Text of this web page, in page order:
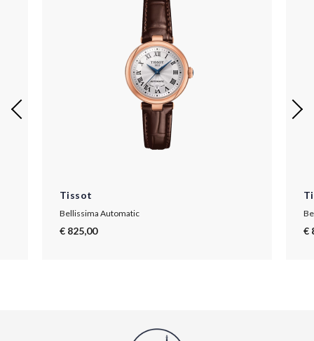
Tissot
Bellissima Automatic
€ 825,00 €